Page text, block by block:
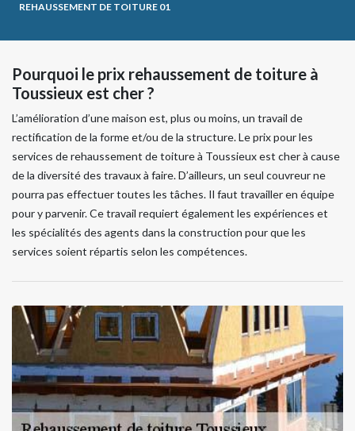
REHAUSSEMENT DE TOITURE 01
Pourquoi le prix rehaussement de toiture à
Toussieux est cher ?
L’amélioration d’une maison est, plus ou moins, un travail de
rectification de la forme et/ou de la structure. Le prix pour les
services de rehaussement de toiture à Toussieux est cher à cause
de la diversité des travaux à faire. D’ailleurs, un seul couvreur ne
pourra pas effectuer toutes les tâches. Il faut travailler en équipe
pour y parvenir. Ce travail requiert également les expériences et
les spécialités des agents dans la construction pour que les
services soient répartis selon les compétences.